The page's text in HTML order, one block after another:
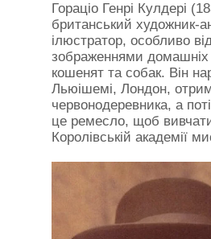
Гораціо Генрі Кулдері
британський художник-
ілюстратор, особливо
зображеннями домашніх
кошенят та собак. Він
Льюішемі, Лондон,
червонодеревника, а
це ремесло, щоб
Королівській академії